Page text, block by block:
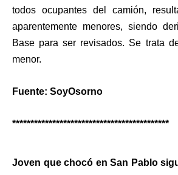
todos ocupantes del camión,
aparentemente menores, siendo
Base para ser revisados. Se trata
menor.
Fuente: SoyOsorno
*******************************************
Joven que chocó en San Pablo